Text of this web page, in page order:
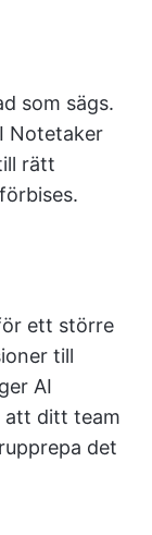
som sägs.
Notetaker
rätt
ett större
till
AI
att ditt team
det